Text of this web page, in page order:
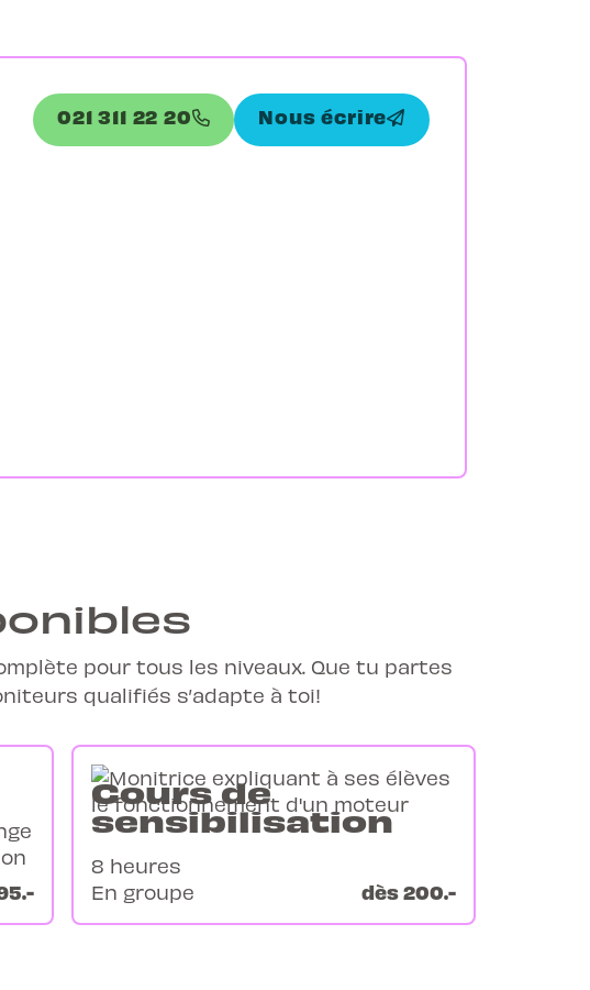
021 311 22 20 Nous écrire
pour tous les niveaux. Que tu partes
qualifiés s’adapte à toi!
Cours de
sensibilisation
8 heures
En groupe
dès 200.-